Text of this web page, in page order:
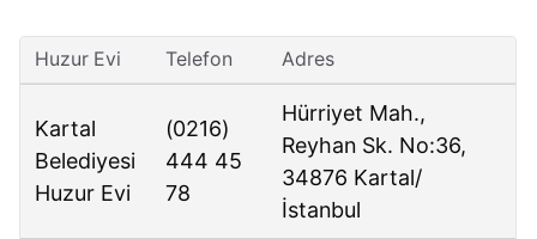
Huzur Evi Telefon Adres
Kartal
Belediyesi
Huzur Evi
(0216)
444 45
78
Hürriyet Mah.,
Reyhan Sk. No:36,
34876 Kartal/
İstanbul